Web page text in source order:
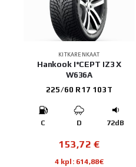
KITKARENKAAT
Hankook I*CEPT IZ3 X
W636A
225/60 R17 103T
C D 72dB
153,72€
4 kpl: 614,88€